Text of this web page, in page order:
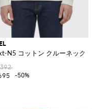
ニムジーンズ
N5 コットン クルーネック
-50%